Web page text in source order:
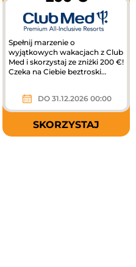
Spełnij marzenie o
wyjątkowych wakacjach z Club
Med i skorzystaj ze zniżki 200 €!
Czeka na Ciebie beztroski
DO 31.12.2026 00:00
SKORZYSTAJ